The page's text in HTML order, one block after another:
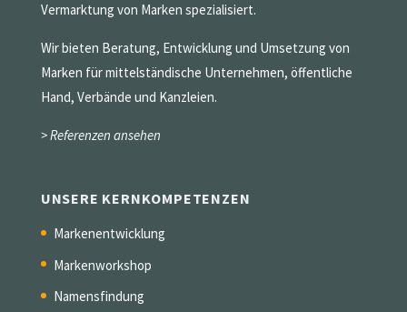
Vermarktung von Marken spezialisiert.
Wir bieten Beratung, Entwicklung und Umsetzung von
Marken für mittelständische Unternehmen, öffentliche
Hand, Verbände und Kanzleien.
> Referenzen ansehen
UNSERE KERNKOMPETENZEN
Markenentwicklung
Markenworkshop
Namensfindung